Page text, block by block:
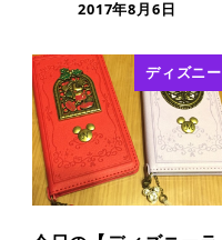
2017年8月6日
ディズニー